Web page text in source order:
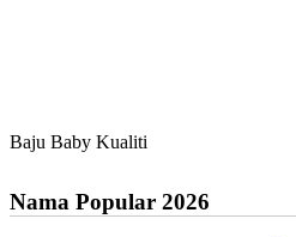
Baju Baby Kualiti
Nama Popular 2026